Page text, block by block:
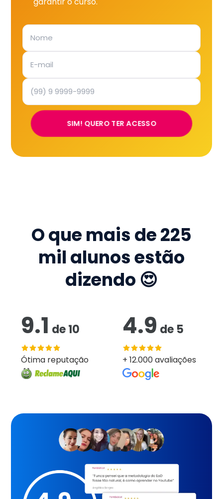
SIM! QUERO TER ACESSO
O que mais de225
mil alunos estão
dizendo 😍
9.1 de10
Ótima reputação
4.9 de 5
+ 12.000 avaliações